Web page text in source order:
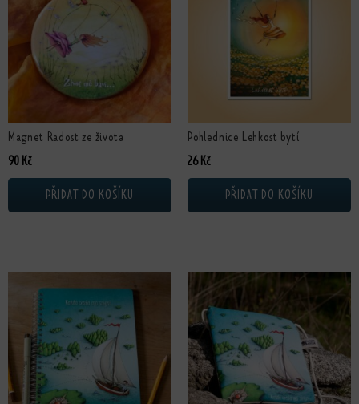
Magnet Radost ze života
90 Kč
PŘIDAT DO KOŠÍKU
Pohlednice Lehkost bytí
26Kč
PŘIDAT DO KOŠÍKU